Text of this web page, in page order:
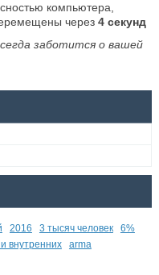
компьютера,
через 4секунд
заботится о вашей
2016 3 тысяч человек
6%
внутренних arma